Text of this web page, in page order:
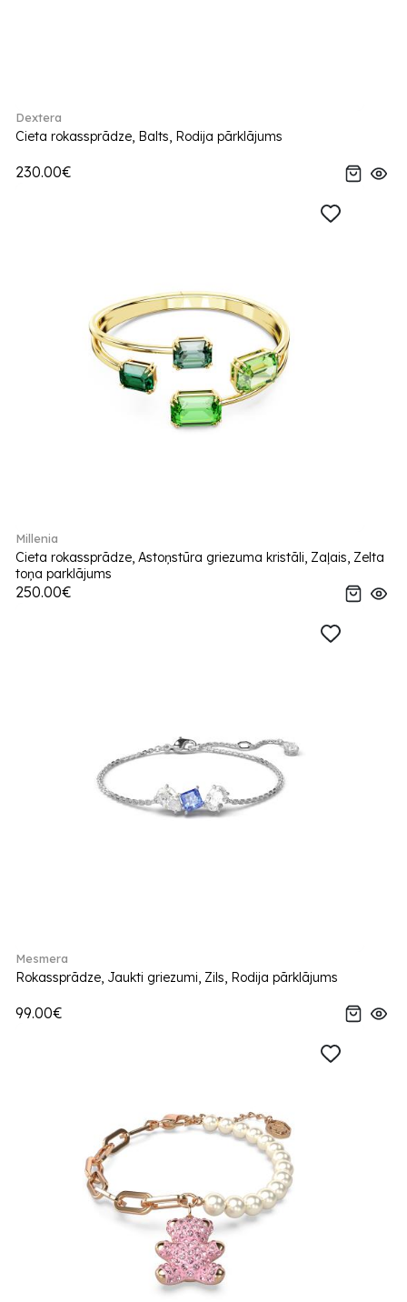
Dextera
Cieta rokassprādze, Balts, Rodija pārklājums
230.00€
Millenia
Cieta rokassprādze, Astoņstūra griezuma kristāli, Zaļais, Zelta
toņa parklājums
250.00€
Mesmera
Rokassprādze, Jaukti griezumi, Zils, Rodija pārklājums
99.00€